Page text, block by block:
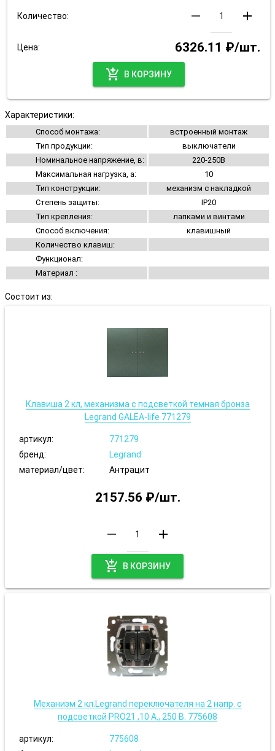
Количество: remove add
Цена:
6326.11 ₽/шт.
add_shopping_cart
В КОРЗИНУ
Характеристики:
Способ монтажа:
встроенный монтаж
Тип продукции:
выключатели
Номинальное напряжение, в:
220-250В
Максимальная нагрузка, а:
10
Тип конструкции:
механизм с накладкой
Степень защиты:
IP20
Тип крепления:
лапками и винтами
Способ включения:
клавишный
Количество клавиш:
Функционал:
Материал :
Состоит из:
Клавиша 2 кл, механизма с подсветкой темная бронза
Legrand GALEA-life 771279
артикул:
771279
бренд:
Legrand
материал/цвет:
Антрацит
2157.56 ₽/шт.
remove add
add_shopping_cart В КОРЗИНУ
Механизм 2 кл.Legrand переключателя на 2 напр. с
подсветкой PRO21 ,10 А., 250 В. 775608
артикул:
775608